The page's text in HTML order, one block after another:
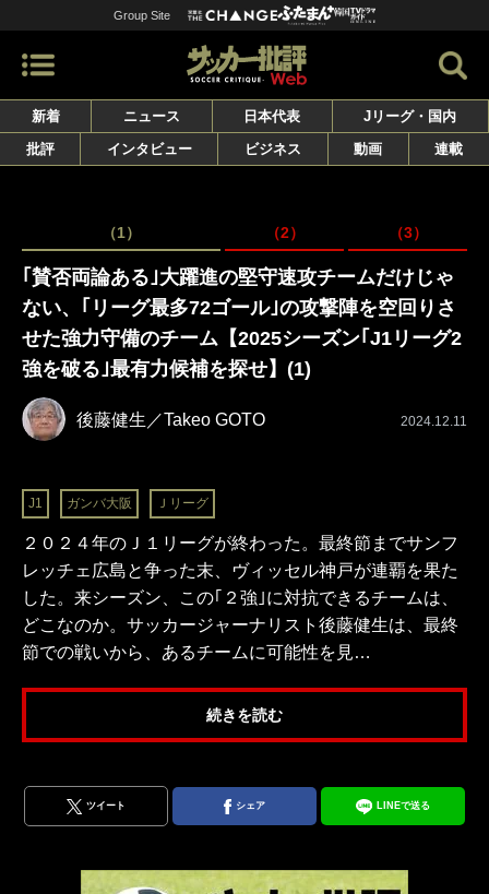
Group Site
新着 ニュース 日本代表
Jリーグ・国内
批評
インタビュー ビジネス 動画 連載
（1） （2） （3）
｢賛否両論ある｣大躍進の堅守速攻チームだけじゃ
ない、｢リーグ最多72ゴール｣の攻撃陣を空回りさ
せた強力守備のチーム【2025シーズン｢J1リーグ2
強を破る｣最有力候補を探せ】(1)
後藤健生／Takeo GOTO 2024.12.11
J1 ガンバ大阪 Ｊリーグ
２０２４年のＪ１リーグが終わった。最終節までサンフ
レッチェ広島と争った末、ヴィッセル神戸が連覇を果た
した。来シーズン、この｢２強｣に対抗できるチームは、
どこなのか。サッカージャーナリスト後藤健生は、最終
節での戦いから、あるチームに可能性を見…
続きを読む
ツイート シェア LINEで送る